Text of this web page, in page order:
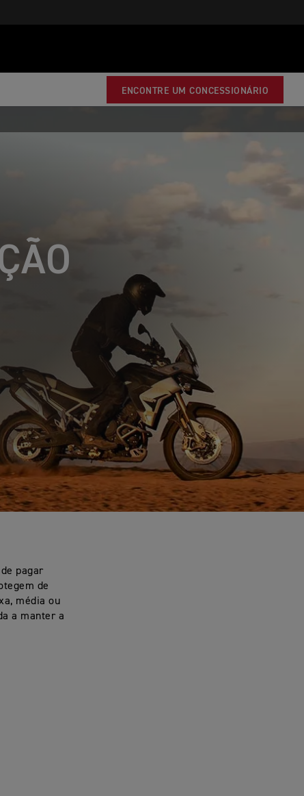
ENCONTRE UM CONCESSIONÁRIO
pagar
de
média ou
a manter a